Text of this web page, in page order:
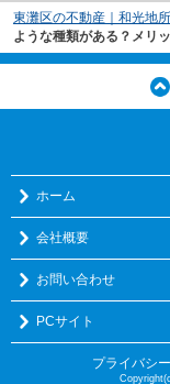
東灘区の不動産｜和光地
ような種類がある？メリ
ホーム
会社概要
お問い合わせ
PCサイト
プライバシ